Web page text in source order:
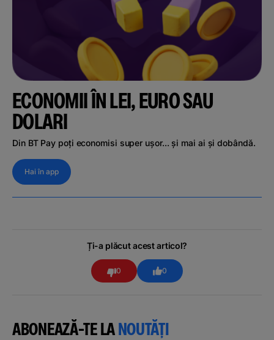
ECONOMII ÎN LEI, EURO SAU
DOLARI
Din BT Pay poți economisi super ușor... și mai ai și dobândă.
Hai în app
Ți-a plăcut acest articol?
0 0
ABONEAZĂ-TE LANOUTĂȚI